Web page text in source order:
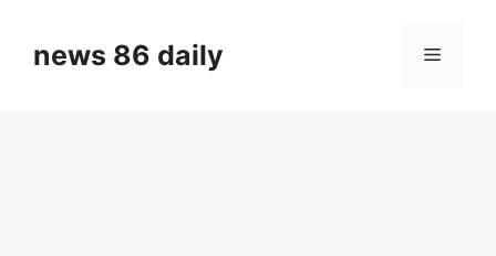
contentnews 86 daily Menu